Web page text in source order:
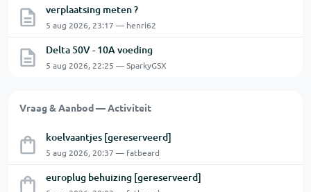
verplaatsing meten ?
5 aug 2026, 23:17 — henri62
Delta 50V - 10A voeding
5 aug 2026, 22:25 — SparkyGSX
Vraag & Aanbod — Activiteit
koelvaantjes [gereserveerd]
5 aug 2026, 20:37 — fatbeard
europlug behuizing [gereserveerd]